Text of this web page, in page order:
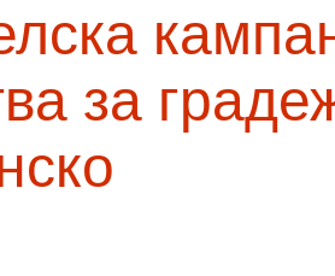
за